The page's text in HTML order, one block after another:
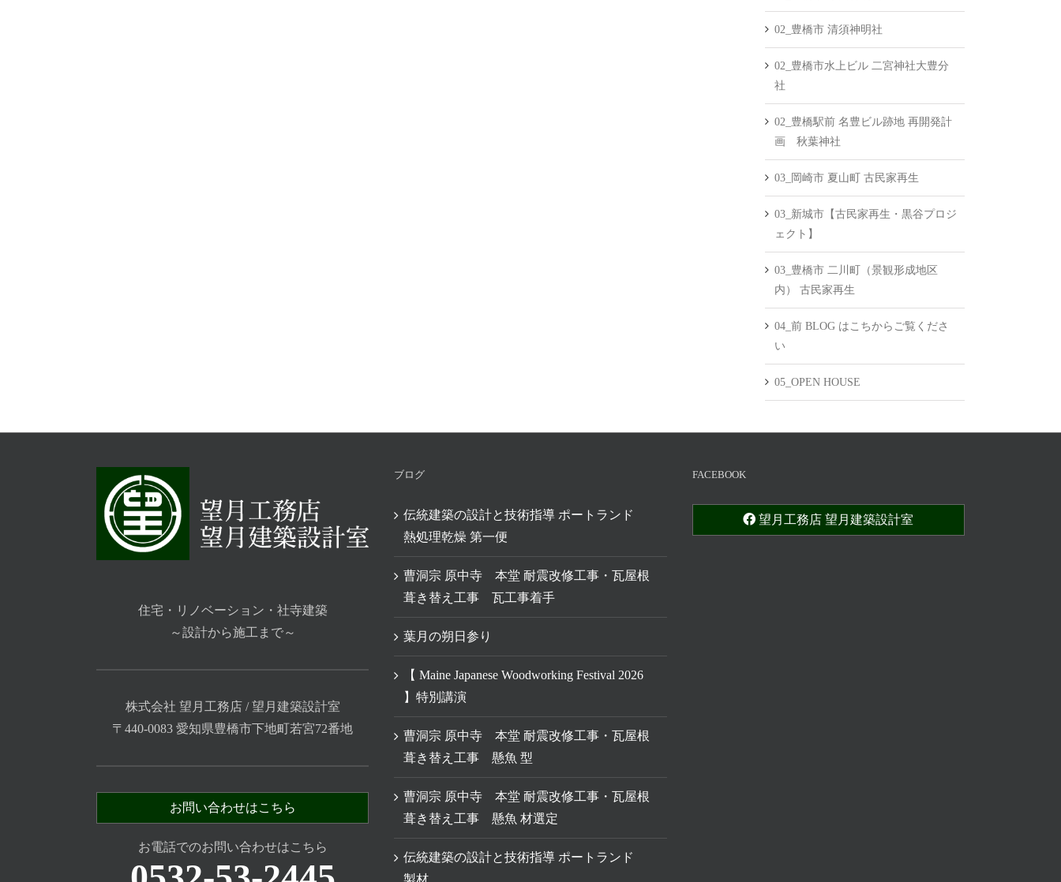
02_豊橋市 清須神明社
02_豊橋市水上ビル 二宮神社大豊分
社
02_豊橋駅前 名豊ビル跡地 再開発計
画 秋葉神社
03_岡崎市 夏山町 古民家再生
03_新城市【古民家再生・黒谷プロジ
ェクト】
03_豊橋市 二川町（景観形成地区
内） 古民家再生
04_前 BLOG はこちからご覧くださ
い
05_OPEN HOUSE
住宅・リノベーション・社寺建築
～設計から施工まで～
株式会社 望月工務店 / 望月建築設計室
〒440-0083 愛知県豊橋市下地町若宮72番地
お問い合わせはこちら
お電話でのお問い合わせはこちら
ブログ
伝統建築の設計と技術指導 ポートランド
熱処理乾燥 第一便
曹洞宗 原中寺 本堂 耐震改修工事・瓦屋根
葺き替え工事 瓦工事着手
葉月の朔日参り
【 Maine Japanese Woodworking Festival 2026
】特別講演
曹洞宗 原中寺 本堂 耐震改修工事・瓦屋根
葺き替え工事 懸魚 型
曹洞宗 原中寺 本堂 耐震改修工事・瓦屋根
葺き替え工事 懸魚 材選定
伝統建築の設計と技術指導 ポートランド
製材
FACEBOOK
望月工務店 望月建築設計室